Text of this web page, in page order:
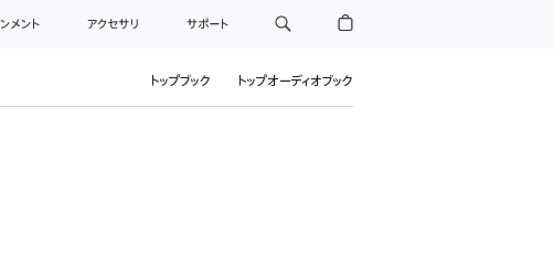
メント アクセサリ サポート
トップブック トップオーディオブック